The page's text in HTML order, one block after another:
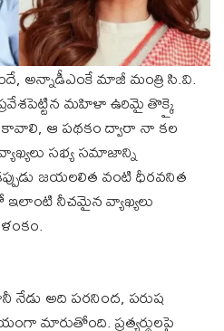
అన్నాడీఎంకే మాజీ మంత్రి సి.వి.
ప్రవేశపెట్టిన మహిళా ఉరిమై తొక్కై
ఆ పథకం ద్వారా నా కల
సభ్య సమాజాన్ని
జయలలిత వంటి ధీరవనిత
నీచమైన వ్యాఖ్యలు
అది పరనింద, పరుష
మారుతోంది. ప్రత్యర్థులపై